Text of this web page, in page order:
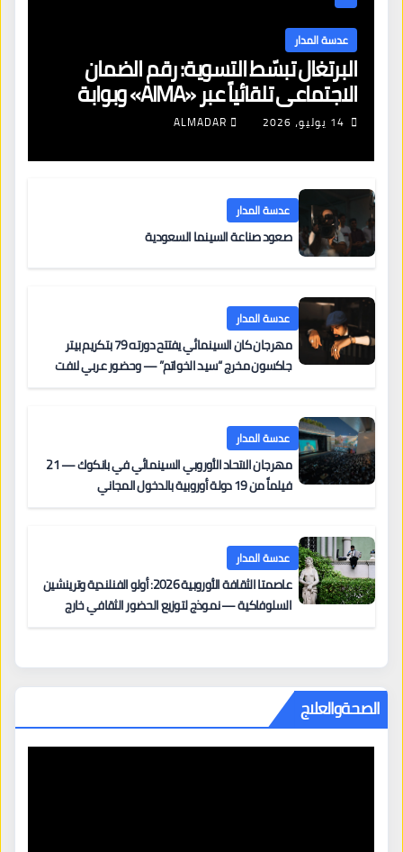
عدسة المدار
البرتغال تبسّط التسوية: رقم الضمان
الاجتماعي تلقائياً عبر «AIMA» وبوابة
جديدة لتجديد الإقامات
14 يوليو، 2026 ALMADAR
عدسة المدار
صعود صناعة السينما السعودية
عدسة المدار
مهرجان كان السينمائي يفتتح دورته 79 بتكريم بيتر
جاكسون مخرج “سيد الخواتم” — وحضور عربي لافت
عدسة المدار
مهرجان الاتحاد الأوروبي السينمائي في بانكوك — 21
فيلماً من 19 دولة أوروبية بالدخول المجاني
عدسة المدار
عاصمتا الثقافة الأوروبية 2026: أولو الفنلندية وترينشين
السلوفاكية — نموذج لتوزيع الحضور الثقافي خارج
الصحةوالعلاج